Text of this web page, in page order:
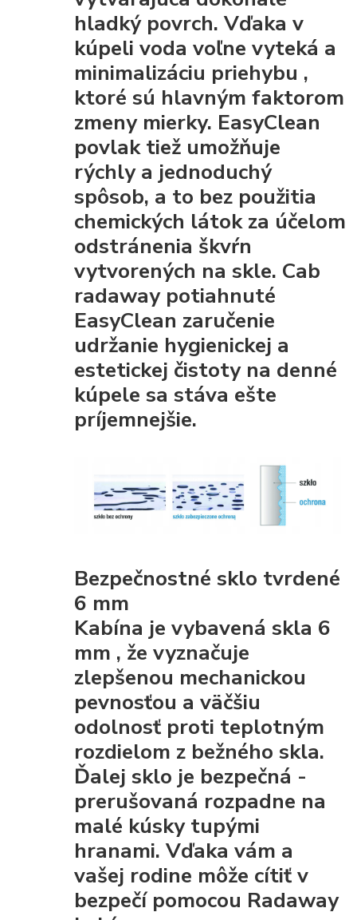
hladký povrch. Vďakav
kúpeli voda voľne vyteká a
minimalizáciu priehybu ,
ktoré sú hlavným faktorom
zmeny mierky. EasyClean
povlak tiež umožňuje
rýchly a jednoduchý
spôsob, a to bez použitia
chemických látok za účelom
odstránenia škvŕn
vytvorených na skle. Cab
radaway potiahnuté
EasyClean zaručenie
udržanie hygienickej a
estetickej čistoty na denné
kúpele sa stáva ešte
príjemnejšie.
Bezpečnostné sklo tvrdené
6 mm
Kabína je vybavenáskla 6
mm , ževyznačuje
zlepšenou mechanickou
pevnosťou a väčšiu
odolnosť proti teplotným
rozdielom z bežného skla.
Ďalej sklo je bezpečná -
prerušovaná rozpadne na
malé kúsky tupými
hranami. Vďaka vám a
vašej rodine môže cítiť v
bezpečí pomocou Radaway